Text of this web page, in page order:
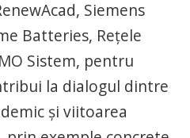
Siemens
Batteries, Rețele
Sistem, pentru
la dialogul dintre
și viitoarea